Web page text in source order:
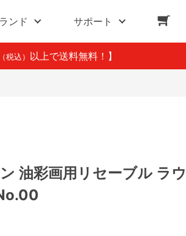
ンド サポート
税込） 以上で送料無料！】
油彩画用リセーブル ラ